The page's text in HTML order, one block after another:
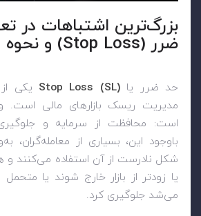
بزرگ‌ترین اشتباهات در
ضرر (Stop Loss) و نحوه اصلاح آن
حد ضرر یاStop Loss (SL) یکی
مدیریت ریسک بازارهای مالی
است: محافظت از سرمایه و
باوجود این، بسیاری از معامله‌گران،
شکل نادرست از آن استفاده می‌کنند
یا زودتر از بازار خارج شوند یا
می‌شد جلوگیری کرد.